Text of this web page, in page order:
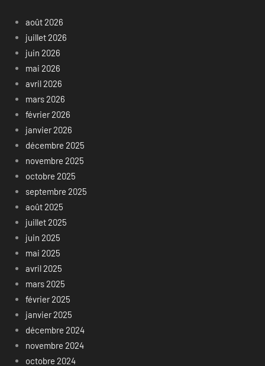
août 2026
juillet 2026
juin 2026
mai 2026
avril 2026
mars 2026
février 2026
janvier 2026
décembre 2025
novembre 2025
octobre 2025
septembre 2025
août 2025
juillet 2025
juin 2025
mai 2025
avril 2025
mars 2025
février 2025
janvier 2025
décembre 2024
novembre 2024
octobre 2024